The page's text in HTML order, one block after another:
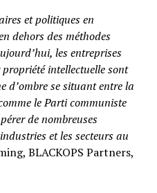
et politiques en
dehors des méthodes
les entreprises
intellectuelle sont
d’ombre se situant entre la
le Parti communiste
de nombreuses
et les secteurs au
BLACKOPS Partners,